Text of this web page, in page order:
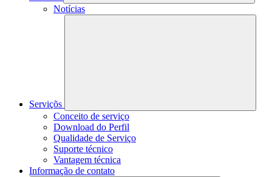
Notícias
Serviçõs
Conceito de serviço
Download do Perfil
Qualidade de Serviço
Suporte técnico
Vantagem técnica
Informação de contato